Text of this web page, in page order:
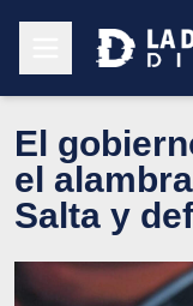
El
el
Salta y